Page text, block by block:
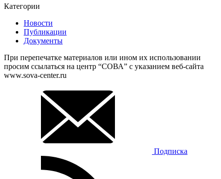
Категории
Новости
Публикации
Документы
При перепечатке материалов или ином их использовании
просим ссылаться на центр “СОВА” с указанием веб-сайта
www.sova-center.ru
Подписка